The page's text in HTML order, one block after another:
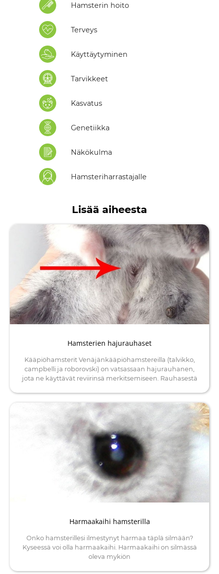
Hamsterin hoito
Terveys
Käyttäytyminen
Tarvikkeet
Kasvatus
Genetiikka
Näkökulma
Hamsteriharrastajalle
Lisää aiheesta
Hamsterien hajurauhaset
Kääpiöhamsterit Venäjänkääpiöhamstereilla (talvikko,
campbelli ja roborovski) on vatsassaan hajurauhanen,
jota ne käyttävät reviirinsä merkitsemiseen. Rauhasestä
Harmaakaihi hamsterilla
Onko hamsterillesi ilmestynyt harmaa täplä silmään?
Kyseessä voi olla harmaakaihi. Harmaakaihi on silmässä
oleva mykiön